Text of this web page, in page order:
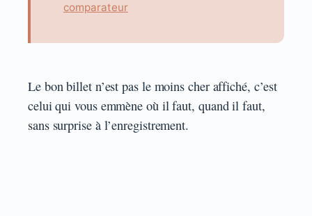
comparateur
Le bon billet n’est pas le moins cher affiché, c’est
celui qui vous emmène où il faut, quand il faut,
sans surprise à l’enregistrement.